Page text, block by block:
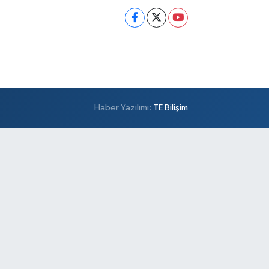
Haber Yazılımı: TE Bilişim